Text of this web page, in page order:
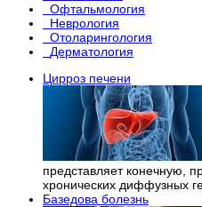
Офтальмология
Неврология
Отоларингология
Дерматология
Цирроз печени
представляет конечную,
хронических диффузных
Базедова болезнь